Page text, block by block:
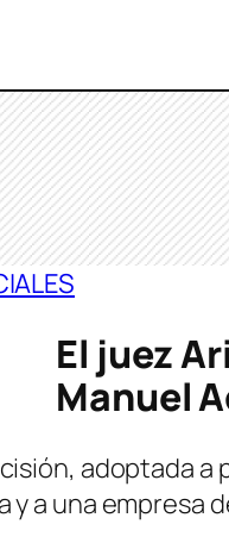
El juez
Manuel
adoptada a
y a una empresa